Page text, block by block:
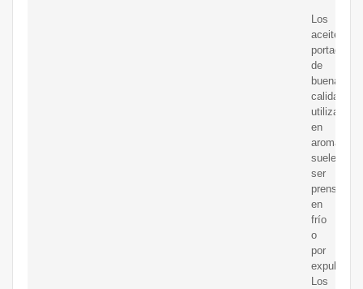
Los
aceites
portadores
de
buena
calidad
utilizados
en
suelen
ser
prensados
en
frío
o
por
expulsión.
Los